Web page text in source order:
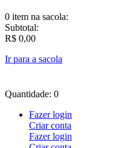
0 item na sacola:
Subtotal:
R$ 0,00
Ir para a sacola
Quantidade: 0
Fazer login
Criar conta
Fazer login